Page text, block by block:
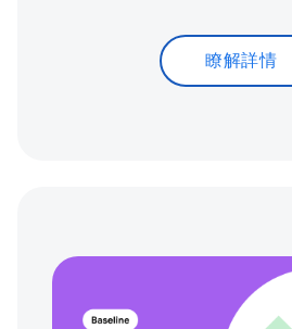
瞭解詳情